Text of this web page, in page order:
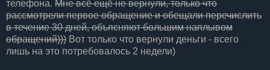
телефона. Мне всё ещё не вернули, только что
рассмотрели первое обращение и обещали перечислить
в течение 30 дней, объясняют большим наплывом
обращений))) Вот только что вернули деньги - всего
лишь на это потребовалось 2 недели)